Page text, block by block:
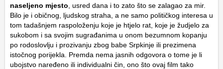
naseljeno mjesto , usred dana i to zato što se zalagao za mir.
Bilo je i običnog, ljudskog straha, a ne samo političkog interesa u
tom tadašnjem raspoloženju koje je htjelo rat, koje je žudjelo za
sukobom i sa svojim sugrađanima u onom bezumnom kopanju
po rodoslovlju i prozivanju zbog babe Srpkinje ili prezimena
istočnog porijekla. Premda nema jasnih odgovora o tome je li
ubojstvo naređeno ili individualni čin, ono što ovaj film tako